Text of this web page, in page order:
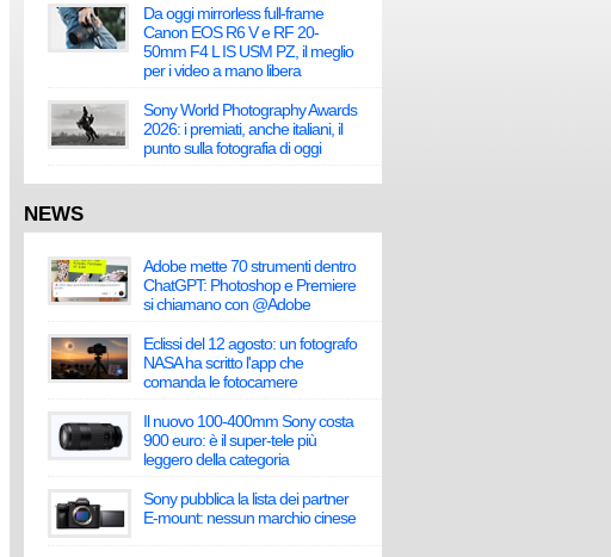
Da oggi mirrorless full-frame
Canon EOS R6 V e RF 20-
50mm F4 L IS USM PZ, il meglio
per i video a mano libera
Sony World Photography Awards
2026: i premiati, anche italiani, il
punto sulla fotografia di oggi
NEWS
Adobe mette 70 strumenti dentro
ChatGPT: Photoshop e Premiere
si chiamano con @Adobe
Eclissi del 12 agosto: un fotografo
NASA ha scritto l'app che
comanda le fotocamere
Il nuovo 100-400mm Sony costa
900 euro: è il super-tele più
leggero della categoria
Sony pubblica la lista dei partner
E-mount: nessun marchio cinese